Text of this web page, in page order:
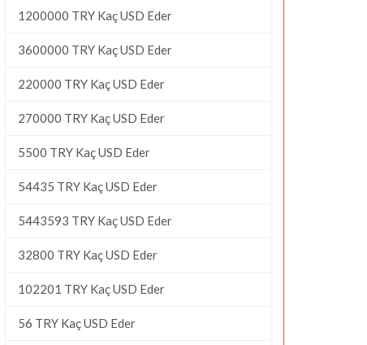
1200000 TRY Kaç USD Eder
3600000 TRY Kaç USD Eder
220000 TRY Kaç USD Eder
270000 TRY Kaç USD Eder
5500 TRY Kaç USD Eder
54435 TRY Kaç USD Eder
5443593 TRY Kaç USD Eder
32800 TRY Kaç USD Eder
102201 TRY Kaç USD Eder
56 TRY Kaç USD Eder